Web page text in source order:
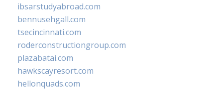
ibsarstudyabroad.com
bennusehgall.com
tsecincinnati.com
roderconstructiongroup.com
plazabatai.com
hawkscayresort.com
hellonquads.com